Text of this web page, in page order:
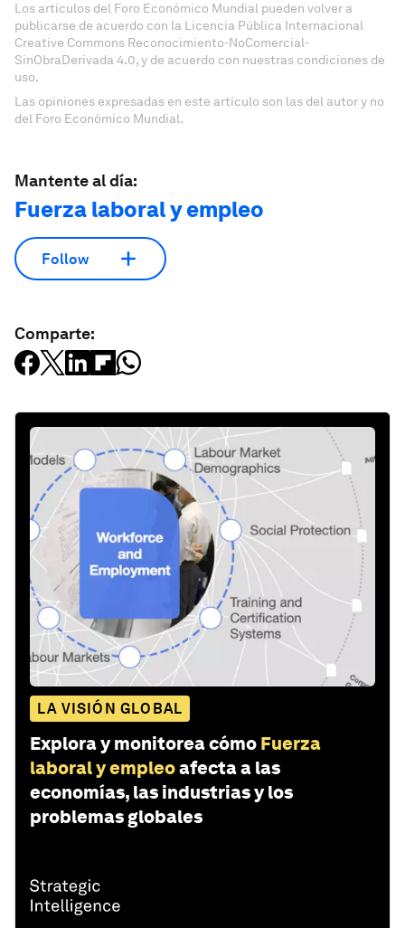
Los artículos del Foro Económico Mundial pueden volver a
publicarse de acuerdo con la Licencia Pública Internacional
Creative Commons Reconocimiento-NoComercial-
SinObraDerivada 4.0, y de acuerdo con nuestras condiciones de
uso.
Las opiniones expresadas en este artículo son las del autor y no
del Foro Económico Mundial.
Mantente al día:
Fuerza laboral y empleo
Follow
Comparte:
LA VISIÓN GLOBAL
Explora y monitorea cómo Fuerza
laboral y empleoafecta a las
economías, las industrias y los
problemas globales